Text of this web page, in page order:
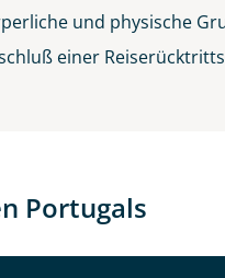
und physische
einer
Portugals